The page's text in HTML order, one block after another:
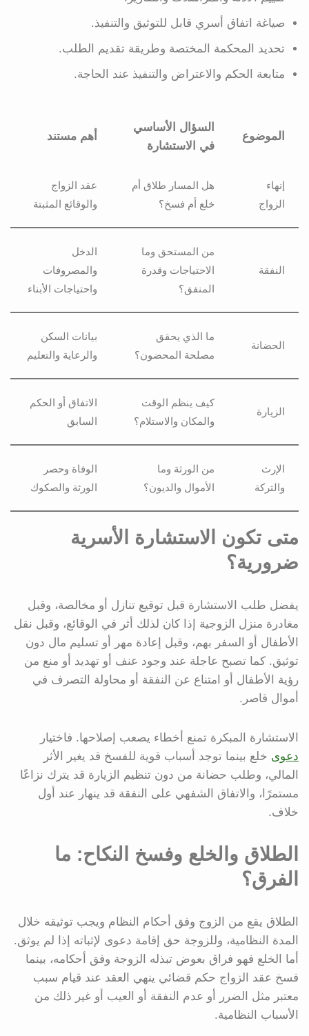
صياغة اتفاق أسري قابل للتوثيق والتنفيذ.
تحديد المحكمة المختصة وطريقة تقديم الطلب.
متابعة الحكم والاعتراض والتنفيذ عند الحاجة.
الموضوع
السؤال الأساسي
في الاستشارة
أهم مستند
إنهاء
الزواج
هل المسار طلاق أم
خلع أم فسخ؟
عقد الزواج
والوقائع المثبتة
النفقة
من المستحق وما
الاحتياجات وقدرة
المنفق؟
الدخل
والمصروفات
واحتياجات الأبناء
الحضانة
ما الذي يحقق
مصلحة المحضون؟
بيانات السكن
والرعاية والتعليم
الزيارة
كيف ينظم الوقت
والمكان والاستلام؟
الاتفاق أو الحكم
السابق
الإرث
والتركة
من الورثة وما
الأموال والديون؟
الوفاة وحصر
الورثة والصكوك
متى تكون الاستشارة الأسرية
ضرورية؟
يفضل طلب الاستشارة قبل توقيع تنازل أو مخالصة، وقبل
مغادرة منزل الزوجية إذا كان لذلك أثر في الوقائع، وقبل نقل
الأطفال أو السفر بهم، وقبل إعادة مهر أو تسليم مال دون
توثيق. كما تصبح عاجلة عند وجود عنف أو تهديد أو منع من
رؤية الأطفال أو امتناع عن النفقة أو محاولة التصرف في
أموال قاصر.
الاستشارة المبكرة تمنع أخطاء يصعب إصلاحها. فاختيار
دعوى خلع بينما توجد أسباب قوية للفسخ قد يغير الأثر
المالي، وطلب حضانة من دون تنظيم الزيارة قد يترك نزاعًا
مستمرًا، والاتفاق الشفهي على النفقة قد ينهار عند أول
خلاف.
الطلاق والخلع وفسخ النكاح: ما
الفرق؟
الطلاق يقع من الزوج وفق أحكام النظام ويجب توثيقه خلال
المدة النظامية، وللزوجة حق إقامة دعوى لإثباته إذا لم يوثق.
أما الخلع فهو فراق بعوض تبذله الزوجة وفق أحكامه، بينما
فسخ عقد الزواج حكم قضائي ينهي العقد عند قيام سبب
معتبر مثل الضرر أو عدم النفقة أو العيب أو غير ذلك من
الأسباب النظامية.